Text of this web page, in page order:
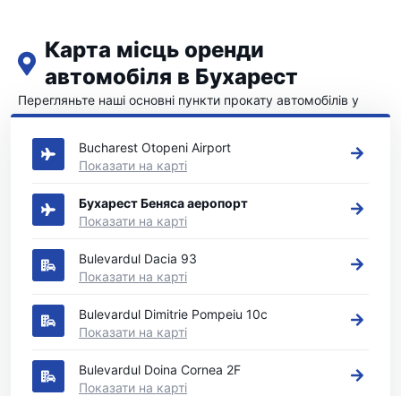
Карта місць оренди
автомобіля в Бухарест
Перегляньте наші основні пункти прокату автомобілів у
Бухарест
Bucharest Otopeni Airport
Показати на карті
Бухарест Беняса аеропорт
Показати на карті
Bulevardul Dacia 93
Показати на карті
Bulevardul Dimitrie Pompeiu 10c
Показати на карті
Bulevardul Doina Cornea 2F
Показати на карті